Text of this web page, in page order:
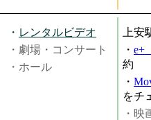
・ レンタルビデオ
・劇場・コンサート
・ホール
上
・ e+
約
・
をチ
・映